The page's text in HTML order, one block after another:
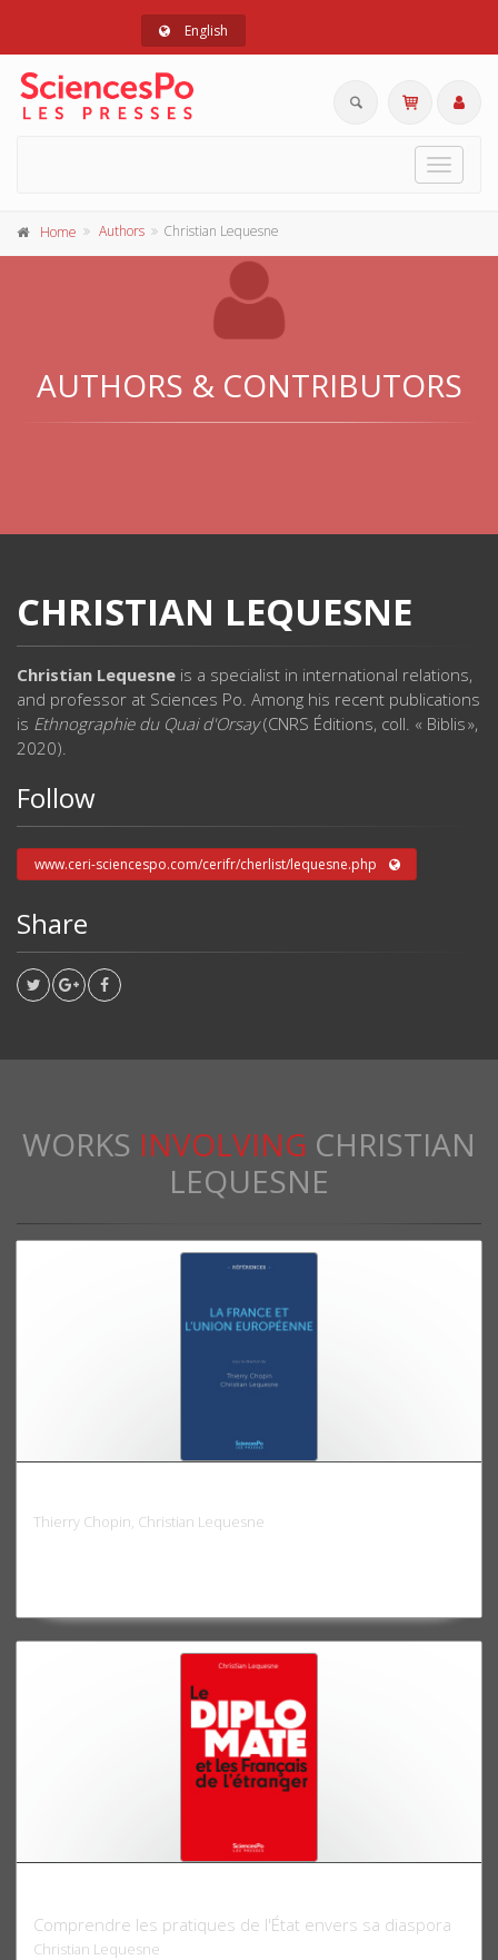
English
Toggle
Home Authors Christian Lequesne
AUTHORS & CONTRIBUTORS
CHRISTIAN LEQUESNE
Christian Lequesne is a specialist in international relations,
and professor at Sciences Po. Among his recent publications
is Ethnographie du Quai d'Orsay(CNRS Éditions, coll. « Biblis »,
2020).
Follow
www.ceri-sciencespo.com/cerifr/cherlist/lequesne.php
Share
WORKS INVOLVING CHRISTIAN
LEQUESNE
Thierry Chopin, Christian Lequesne
Comprendre les pratiques de l'État envers sa diaspora
Christian Lequesne